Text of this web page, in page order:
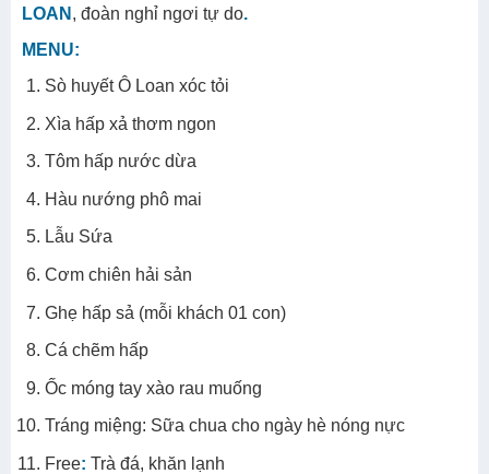
LOAN , đoàn nghỉ ngơi tự do.
MENU:
Sò huyết Ô Loan xóc tỏi
Xìa hấp xả thơm ngon
Tôm hấp nước dừa
Hàu nướng phô mai
Lẫu Sứa
Cơm chiên hải sản
Ghẹ hấp sả (mỗi khách 01 con)
Cá chẽm hấp
Ốc móng tay xào rau muống
Tráng miệng: Sữa chua cho ngày hè nóng nực
Free: Trà đá, khăn lạnh